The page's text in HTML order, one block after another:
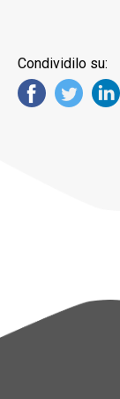
Condividilo su: